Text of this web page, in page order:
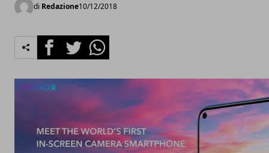
di Redazione10/12/2018
FacebookTwitterWhatsapp